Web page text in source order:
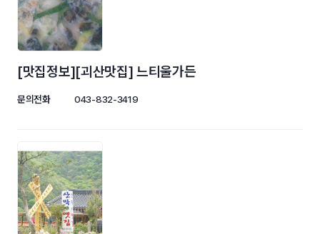
[맛집정보][괴산맛집] 느티울가든
문의전화 043-832-3419